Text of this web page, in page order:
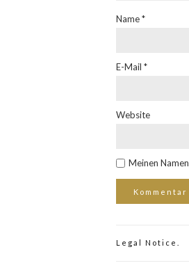
Name*
E-Mail *
Website
Meinen
Legal Notice.